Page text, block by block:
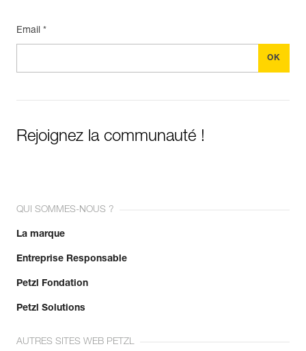
Email *
Rejoignez la communauté !
QUI SOMMES-NOUS ?
La marque
Entreprise Responsable
Petzl Fondation
Petzl Solutions
AUTRES SITES WEB PETZL